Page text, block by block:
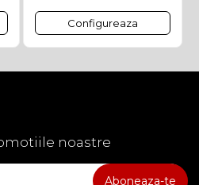
Configureaza
noastre